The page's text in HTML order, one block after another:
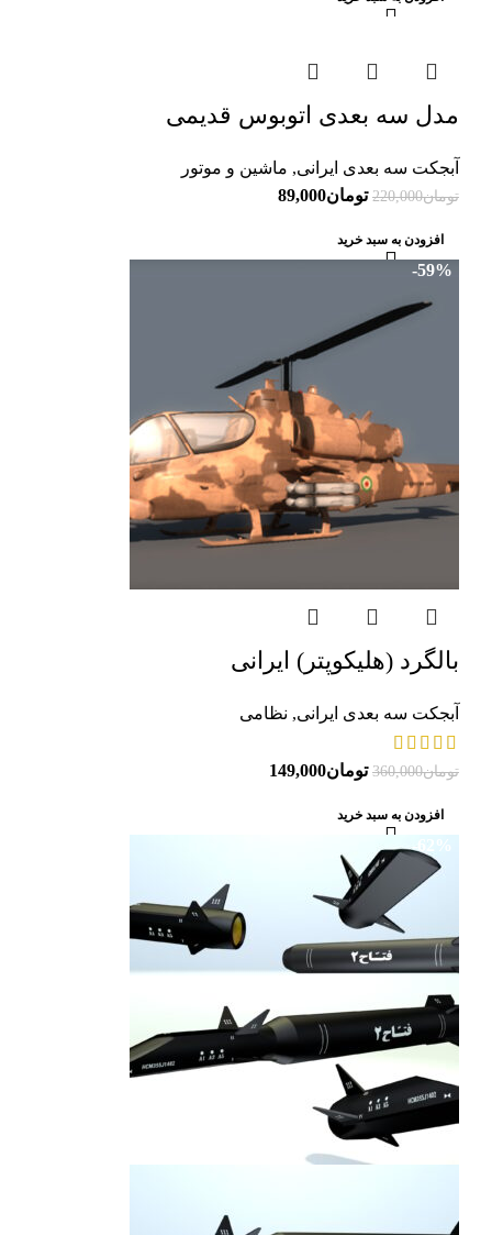
مدل سه بعدی اتوبوس قدیمی
آبجکت سه بعدی ایرانی, ماشین و موتور
تومان220,000 تومان89,000
افزودن به سبد خرید
-59%
بالگرد (هلیکوپتر) ایرانی
آبجکت سه بعدی ایرانی, نظامی
تومان360,000 تومان149,000
افزودن به سبد خرید
-62%